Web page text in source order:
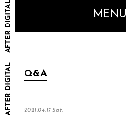
MENU
Q&A
2021.04.17 Sat.